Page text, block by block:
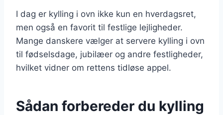
I dag er kylling i ovn ikke kun en hverdagsret,
men også en favorit til festlige lejligheder.
Mange danskere vælger at servere kylling i ovn
til fødselsdage, jubilæer og andre festligheder,
hvilket vidner om rettens tidløse appel.
Sådan forbereder du kylling